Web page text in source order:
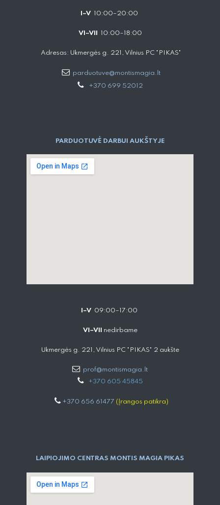
I–V 10:00–20:00
VI–VII 10:00–18:00
Adresas: Ukmergės g. 221, Vilnius PC "PIKAS"
parduotuve@montismagia.lt
+370 699 52012
PARDUOTUVĖ DARBUI AUKŠTYJE
I–V 09:00–17:00
VI–VII nedirbame
Ukmergės g. 221, Vilnius PC "PIKAS" 2 aukšte
prof@montismagia.lt
+370 605 4584​5
+370 656 61477 (Įrangos patikra)
LAIPIOJIMO CENTRAS MONTIS MAGIA PIKAS